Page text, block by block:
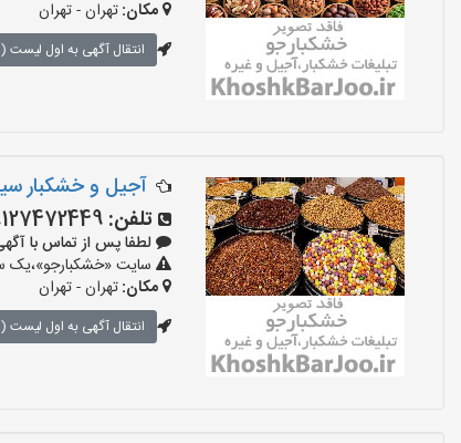
مکان:تهران - تهران
انتقال آگهی به اول لیست
آجیل و خشکبار
تلفن:
لطفا پس از تماس با آگهی
سایت «خشکبارجو»،یک
مکان:تهران - تهران
انتقال آگهی به اول لیست